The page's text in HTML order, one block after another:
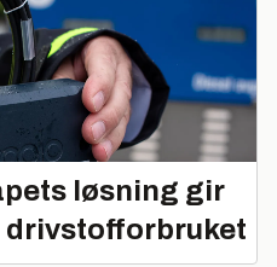
løsning gir